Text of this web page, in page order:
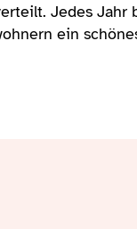
Jedes Jahr
ein